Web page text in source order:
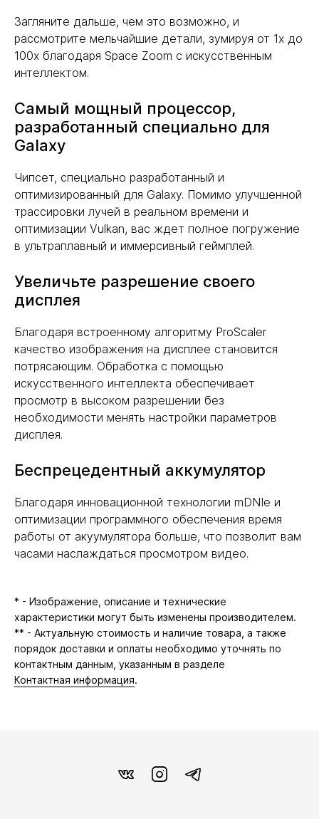
Загляните дальше, чем это возможно, и
рассмотрите мельчайшие детали, зумируя от 1x до
100x благодаря Space Zoom с искусственным
интеллектом.
Самый мощный процессор,
разработанный специально для
Galaxy
Чипсет, специально разработанный и
оптимизированный для Galaxy. Помимо улучшенной
трассировки лучей в реальном времени и
оптимизации Vulkan, вас ждет полное погружение
в ультраплавный и иммерсивный геймплей.
Увеличьте разрешение своего
дисплея
Благодаря встроенному алгоритму ProScaler
качество изображения на дисплее становится
потрясающим. Обработка с помощью
искусственного интеллекта обеспечивает
просмотр в высоком разрешении без
необходимости менять настройки параметров
дисплея.
Беспрецедентный аккумулятор
Благодаря инновационной технологии mDNIe и
оптимизации программного обеспечения время
работы от акуумулятора больше, что позволит вам
часами наслаждаться просмотром видео.
* - Изображение, описание и технические
характеристики могут быть изменены производителем.
** - Актуальную стоимость и наличие товара, а также
порядок доставки и оплаты необходимо уточнять по
контактным данным, указанным в разделе
Контактная информация.